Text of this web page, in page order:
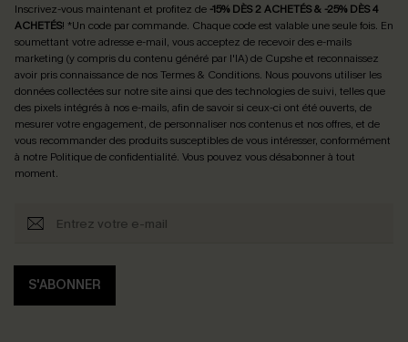
Inscrivez-vous maintenant et profitez de -15% DÈS 2 ACHETÉS & -25% DÈS 4
ACHETÉS! *Un code par commande. Chaque code est valable une seule fois. En
soumettant votre adresse e-mail, vous acceptez de recevoir des e-mails
marketing (y compris du contenu généré par l'IA) de Cupshe et reconnaissez
avoir pris connaissance de nosTermes & Conditions. Nous pouvons utiliser les
données collectées sur notre site ainsi que des technologies de suivi, telles que
des pixels intégrés à nos e-mails, afin de savoir si ceux-ci ont été ouverts, de
mesurer votre engagement, de personnaliser nos contenus et nos offres, et de
vous recommander des produits susceptibles de vous intéresser, conformément
à notre Politique de confidentialité. Vous pouvez vous désabonner à tout
moment.
S'ABONNER